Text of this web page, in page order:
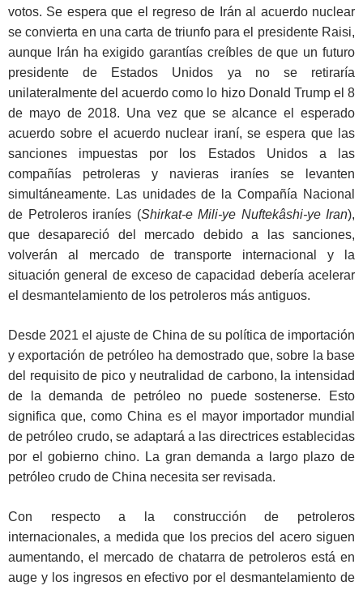
votos. Se espera que el regreso de Irán al acuerdo nuclear
se convierta en una carta de triunfo para el presidente Raisi,
aunque Irán ha exigido garantías creíbles de que un futuro
presidente de Estados Unidos ya no se retiraría
unilateralmente del acuerdo como lo hizo Donald Trump el 8
de mayo de 2018. Una vez que se alcance el esperado
acuerdo sobre el acuerdo nuclear iraní, se espera que las
sanciones impuestas por los Estados Unidos a las
compañías petroleras y navieras iraníes se levanten
simultáneamente. Las unidades de la Compañía Nacional
de Petroleros iraníes (Shirkat-e Mili-ye Nuftekâshi-ye Iran),
que desapareció del mercado debido a las sanciones,
volverán al mercado de transporte internacional y la
situación general de exceso de capacidad debería acelerar
el desmantelamiento de los petroleros más antiguos.
Desde 2021 el ajuste de China de su política de importación
y exportación de petróleo ha demostrado que, sobre la base
del requisito de pico y neutralidad de carbono, la intensidad
de la demanda de petróleo no puede sostenerse. Esto
significa que, como China es el mayor importador mundial
de petróleo crudo, se adaptará a las directrices establecidas
por el gobierno chino. La gran demanda a largo plazo de
petróleo crudo de China necesita ser revisada.
Con respecto a la construcción de petroleros
internacionales, a medida que los precios del acero siguen
aumentando, el mercado de chatarra de petroleros está en
auge y los ingresos en efectivo por el desmantelamiento de